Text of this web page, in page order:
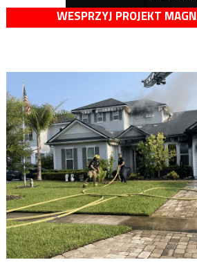
WESPRZYJ PROJEKT